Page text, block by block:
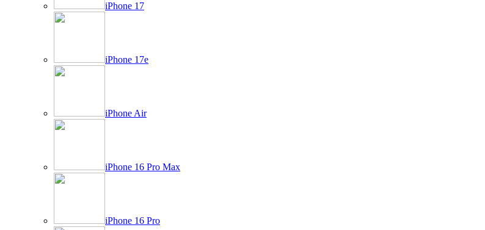
iPhone 17
iPhone 17e
iPhone Air
iPhone 16 Pro Max
iPhone 16 Pro